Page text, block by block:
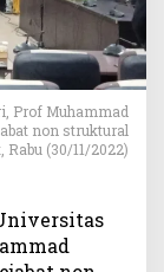
Prof Muhammad
non struktural
(30/11/2022)